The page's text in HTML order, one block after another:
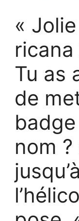
«
ricana
Tu as
de
nom